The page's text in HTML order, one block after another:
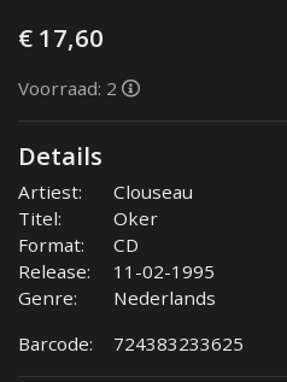
€ 17,60
Voorraad: 2
Details
Artiest:
Clouseau
Titel:
Oker
Format:
CD
Release:
11-02-1995
Genre:
Nederlands
Barcode:
724383233625